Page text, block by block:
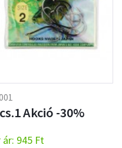
Akció -30%
945 Ft